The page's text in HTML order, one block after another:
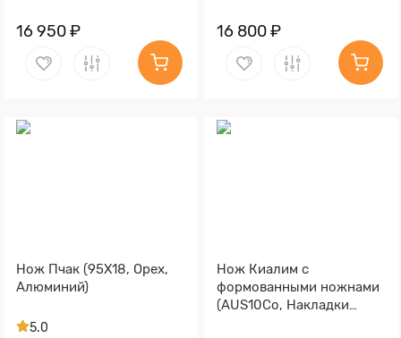
16 950 ₽ 16 800 ₽
Нож Пчак (95Х18, Орех,
Алюминий)
5.0
Нож Киалим с
формованными ножнами
(AUS10Co, Накладки